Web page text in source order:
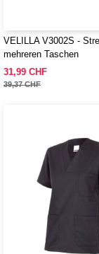
VELILLA V3002S -
mehreren Taschen
31,99 CHF
39,37 CHF